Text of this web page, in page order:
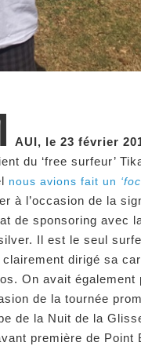
AUI, le 23 février
du ‘free surfeur’
nous avions fait un
à l’occasion de la
de sponsoring avec
Il est le seul
clairement dirigé sa
On avait également
de la tournée
de la Nuit de la
première de Point